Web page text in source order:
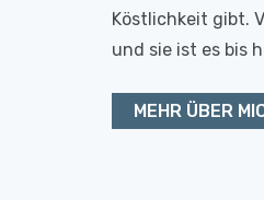
Köstlichkeit gibt.
und sie ist es bis
MEHR ÜBER